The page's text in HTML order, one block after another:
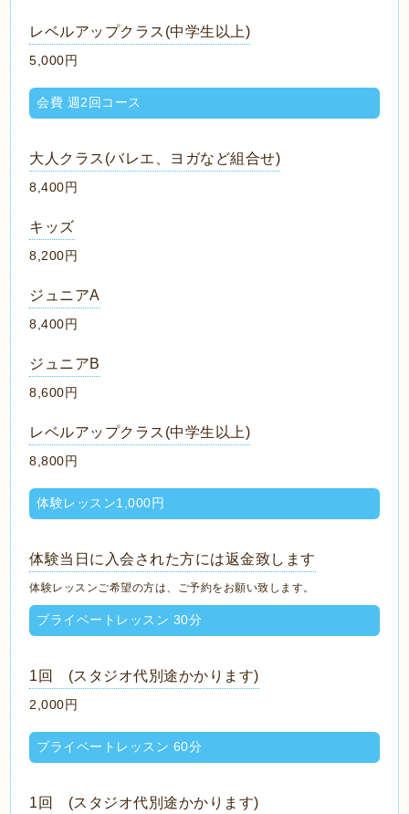
レベルアップクラス(中学生以上)
5,000円
会費 週2回コース
大人クラス(バレエ、ヨガなど組合せ)
8,400円
キッズ
8,200円
ジュニアA
8,400円
ジュニアB
8,600円
レベルアップクラス(中学生以上)
8,800円
体験レッスン1,000円
体験当日に入会された方には返金致します
体験レッスンご希望の方は、ご予約をお願い致します。
プライベートレッスン 30分
1回 (スタジオ代別途かかります)
2,000円
プライベートレッスン 60分
1回 (スタジオ代別途かかります)